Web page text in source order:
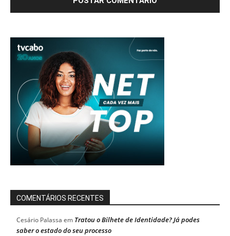
COMENTÁRIOS RECENTES
Cesário Palassa em Tratou o Bilhete de Identidade? Já podes
saber o estado do seu processo